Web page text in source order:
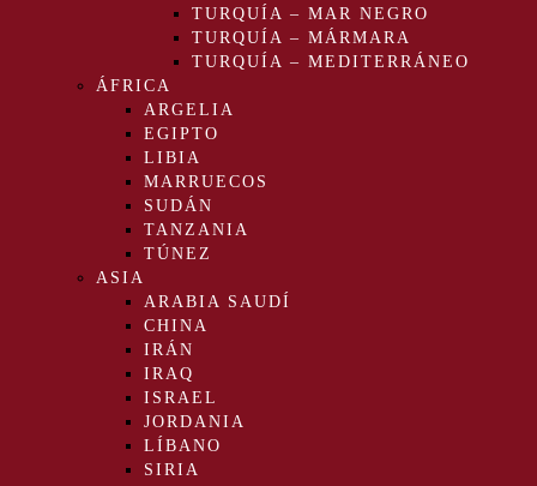
TURQUÍA – MAR NEGRO
TURQUÍA – MÁRMARA
TURQUÍA – MEDITERRÁNEO
ÁFRICA
ARGELIA
EGIPTO
LIBIA
MARRUECOS
SUDÁN
TANZANIA
TÚNEZ
ASIA
ARABIA SAUDÍ
CHINA
IRÁN
IRAQ
ISRAEL
JORDANIA
LÍBANO
SIRIA